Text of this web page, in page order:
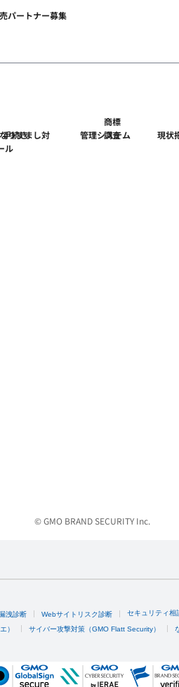
パートナー募集
りすまし対
ル
手続き 管理システム 現状
商標
調査
© GMO BRAND SECURITY Inc.
洩診断 Webサイトリスク診断 セキュリティ相
） サイバー攻撃対策（GMO Flatt Security）